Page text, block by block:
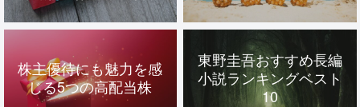
株主優待にも魅力を感
じる5つの高配当株
東野圭吾おすすめ長編
小説ランキングベスト
10